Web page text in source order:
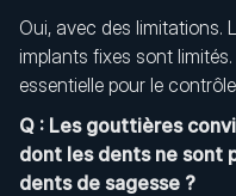
Oui, avec des limitations.
implants fixes sont
essentielle pour le
Q : Les gouttières
dont les dents ne sont
dents de sagesse ?